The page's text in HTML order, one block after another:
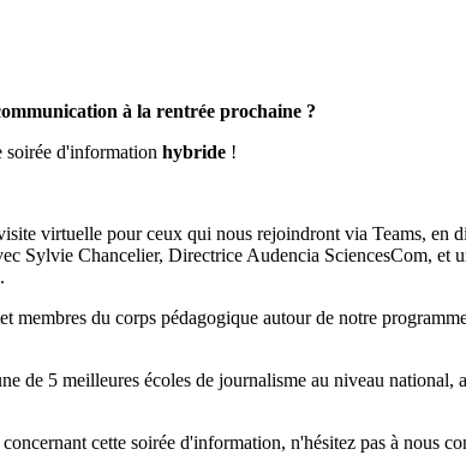
à la rentrée prochaine ?
soirée d'information hybride !
virtuelle pour ceux qui nous rejoindront via Teams, en
Sylvie Chancelier, Directrice Audencia SciencesCom, et
membres du corps pédagogique autour de notre
de 5 meilleures écoles de journalisme au niveau
cette soirée d'information, n'hésitez pas à nous